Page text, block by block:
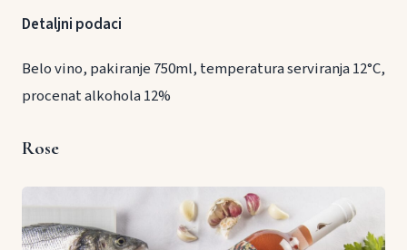
Detaljni podaci
Belo vino, pakiranje 750ml, temperatura serviranja 12°C,
procenat alkohola 12%
Rose